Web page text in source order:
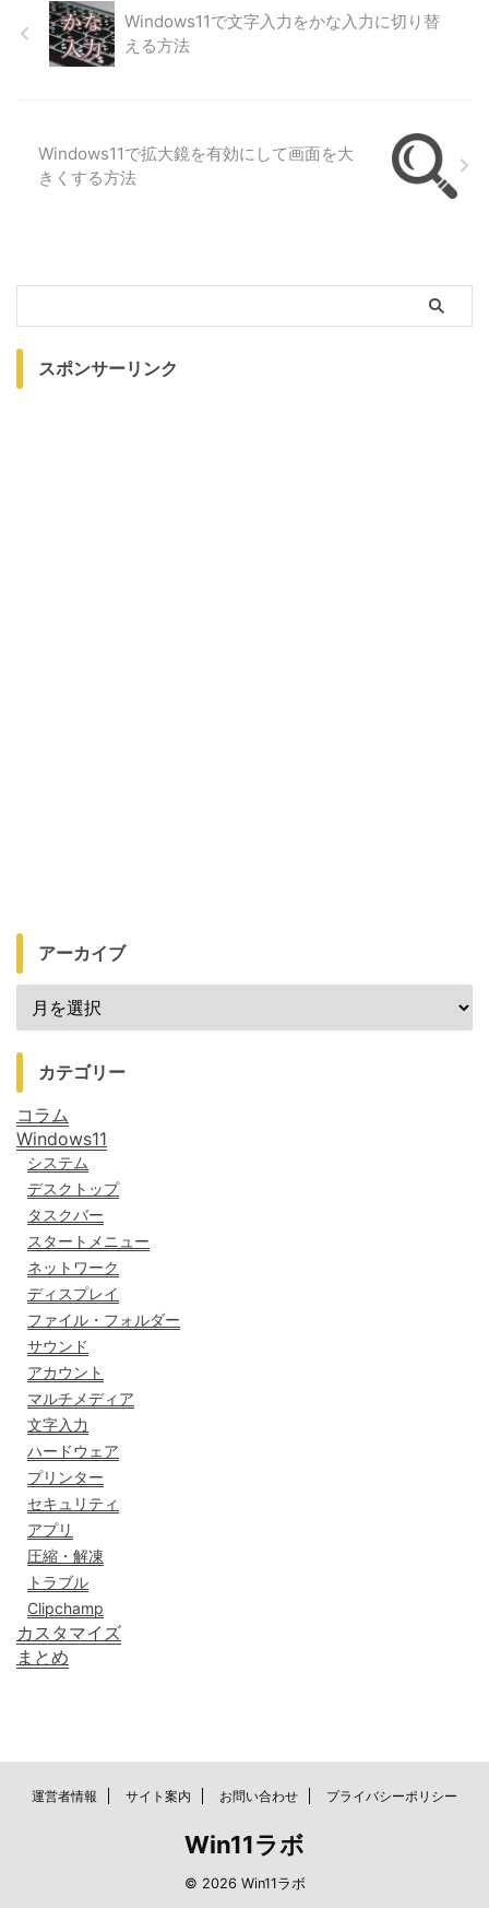
Windows11で文字入力をかな入力に切り替
える方法
Windows11で拡大鏡を有効にして画面を大
きくする方法
スポンサーリンク
アーカイブ
カテゴリー
コラム
Windows11
システム
デスクトップ
タスクバー
スタートメニュー
ネットワーク
ディスプレイ
ファイル・フォルダー
サウンド
アカウント
マルチメディア
文字入力
ハードウェア
プリンター
セキュリティ
アプリ
圧縮・解凍
トラブル
Clipchamp
カスタマイズ
まとめ
運営者情報 サイト案内 お問い合わせ プライバシーポリシー
Win11ラボ
© 2026 Win11ラボ